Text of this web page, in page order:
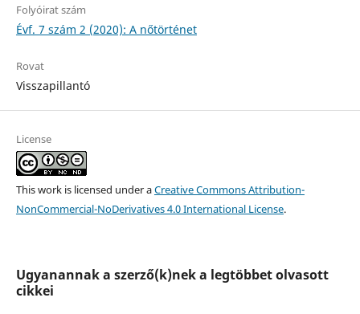
Folyóirat szám
Évf. 7 szám 2 (2020): A nőtörténet
Rovat
Visszapillantó
License
This work is licensed under aCreative Commons Attribution-
NonCommercial-NoDerivatives 4.0 International License.
Ugyanannak a szerző(k)nek a legtöbbet olvasott
cikkei